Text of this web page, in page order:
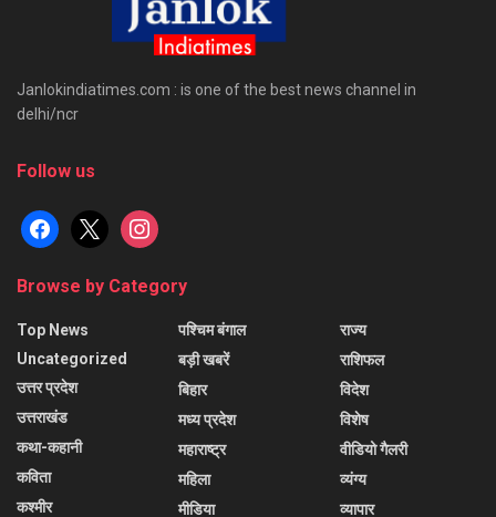
Janlokindiatimes.com : is one of the best news channel in
delhi/ncr
Follow us
facebook
x instagram
Browse by Category
Top News
Uncategorized
उत्तर प्रदेश
उत्तराखंड
कथा-कहानी
कविता
कश्मीर
पश्चिम बंगाल
बड़ी खबरें
बिहार
मध्य प्रदेश
महाराष्ट्र
महिला
मीडिया
राज्य
राशिफल
विदेश
विशेष
वीडियो गैलरी
व्यंग्य
व्यापार